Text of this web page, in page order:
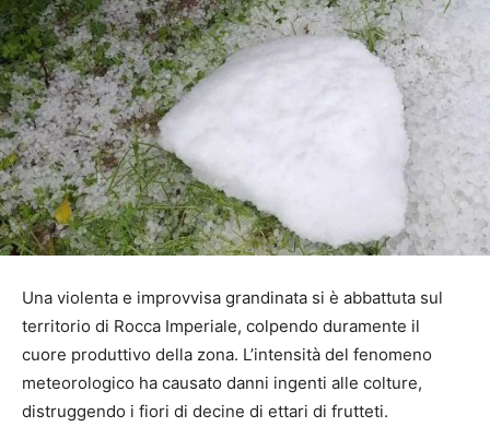
Una violenta e improvvisa grandinata si è abbattuta sul
territorio di Rocca Imperiale, colpendo duramente il
cuore produttivo della zona. L’intensità del fenomeno
meteorologico ha causato danni ingenti alle colture,
distruggendo i fiori di decine di ettari di frutteti.